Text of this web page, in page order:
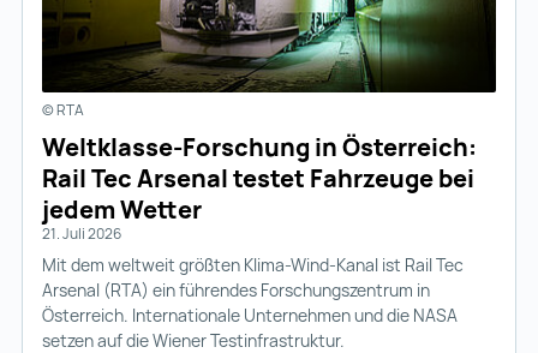
© RTA
Weltklasse-Forschung in Österreich:
Rail Tec Arsenal testet Fahrzeuge bei
jedem Wetter
21. Juli 2026
Mit dem weltweit größten Klima-Wind-Kanal ist Rail Tec
Arsenal (RTA) ein führendes Forschungszentrum in
Österreich. Internationale Unternehmen und die NASA
setzen auf die Wiener Testinfrastruktur.